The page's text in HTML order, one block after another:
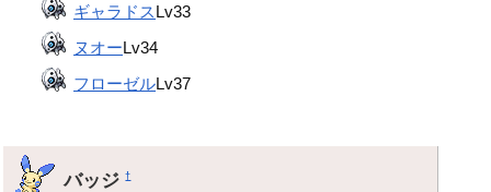
ギャラドスLv33
ヌオーLv34
フローゼルLv37
バッジ†